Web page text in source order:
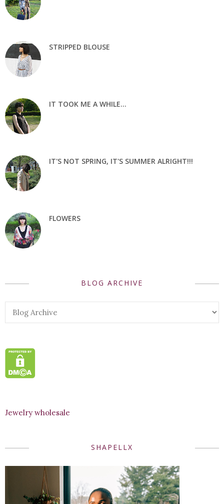
STRIPPED BLOUSE
IT TOOK ME A WHILE...
IT'S NOT SPRING, IT'S SUMMER ALRIGHT!!!
FLOWERS
BLOG ARCHIVE
Jewelry wholesale
SHAPELLX